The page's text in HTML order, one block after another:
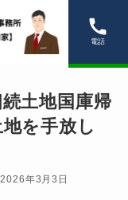
電話
土地国庫帰
を手放し
2026年3月3日